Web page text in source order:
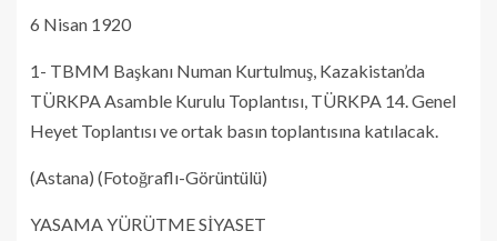
6 Nisan 1920
1- TBMM Başkanı Numan Kurtulmuş, Kazakistan’da
TÜRKPA Asamble Kurulu Toplantısı, TÜRKPA 14. Genel
Heyet Toplantısı ve ortak basın toplantısına katılacak.
(Astana) (Fotoğraflı-Görüntülü)
YASAMA YÜRÜTME SİYASET